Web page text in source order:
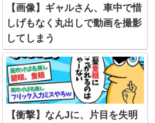
【画像】ギャルさん、車中で惜
しげもなく丸出しで動画を撮影
してしまう
【衝撃】なんJに、片目を失明